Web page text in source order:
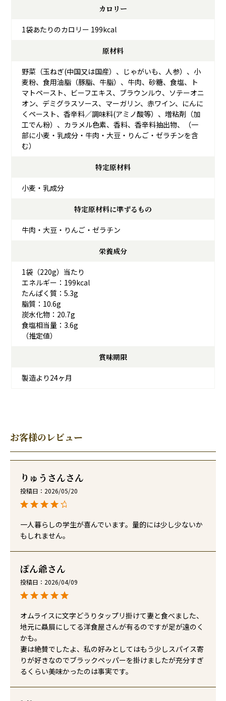
カロリー
1袋あたりのカロリー 199kcal
原材料
野菜（玉ねぎ(中国又は国産）、じゃがいも、人参）、小
麦粉、食用油脂（豚脂、牛脂）、牛肉、砂糖、食塩、ト
マトペースト、ビーフエキス、ブラウンルウ、ソテーオニ
オン、デミグラスソース、マーガリン、赤ワイン、にんに
くペースト、香辛料／調味料(アミノ酸等）、増粘剤（加
工でん粉）、カラメル色素、香料、香辛料抽出物、（一
部に小麦・乳成分・牛肉・大豆・りんご・ゼラチンを含
む）
特定原材料
小麦・乳成分
特定原材料に準ずるもの
牛肉・大豆・りんご・ゼラチン
栄養成分
1袋（220g）当たり
エネルギー：199kcal
たんぱく質：5.3g
脂質：10.6g
炭水化物：20.7g
食塩相当量：3.6g
（推定値）
賞味期限
製造より24ヶ月
お客様のレビュー
りゅうさん
投稿日 2026/05/20
一人暮らしの学生が喜んでいます。量的には少し少ないか
もしれません。
ぽん爺
投稿日 2026/04/09
オムライスに文字どうりタップリ掛けて妻と食べました、
地元に贔屓にしてる洋食屋さんが有るのですが足が遠のく
かも。
妻は絶賛でしたよ、私の好みとしてはもう少しスパイス寄
りが好きなのでブラックペッパーを掛けましたが充分すぎ
るくらい美味かったのは事実です。